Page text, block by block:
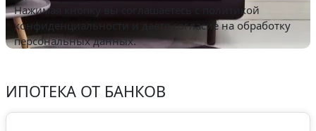
Нажимая кнопку вы соглашаетесь с
политикой
конфиденциальности и даете согласие на обработку
персональных данных.
ИПОТЕКА ОТ БАНКОВ